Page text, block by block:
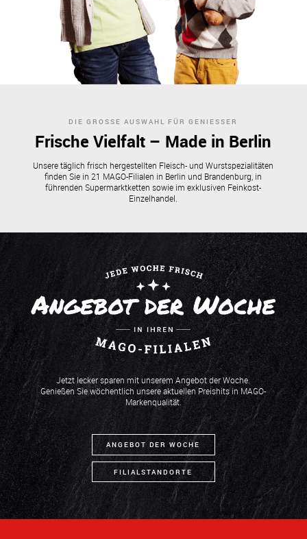
DIE GROSSE AUSWAHL FÜR GENIESSER
Frische Vielfalt – Made in Berlin
Unsere täglich frisch hergestellten Fleisch- und Wurstspezialitäten
finden Sie in 21 MAGO-Filialen in Berlin und Brandenburg, in
führenden Supermarktketten sowie im exklusiven Feinkost-
Einzelhandel.
Jetzt lecker sparen mit unserem Angebot der Woche.
Genießen Sie wöchentlich unsere aktuellen Preishits in MAGO-
Markenqualität.
ANGEBOT DER WOCHE
FILIALSTANDORTE